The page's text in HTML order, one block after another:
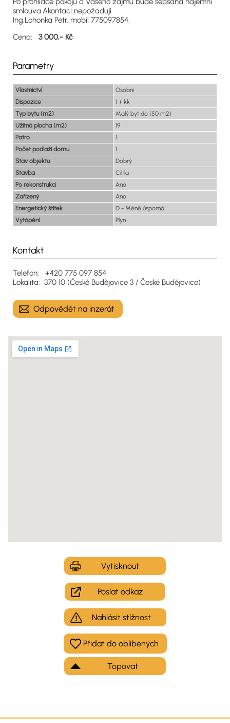
smlouva.Akontaci nepožaduji.
Ing.Lohonka Petr. mobil 775097854.
Cena: 3 000,- Kč
Parametry
Vlastnictví
Osobní
Dispozice
1 + kk
Typ bytu (m2)
Malý byt do (50 m2)
Užitná plocha (m2)
19
Patro
1
Počet podlaží domu
1
Stav objektu
Dobrý
Stavba
Cihla
Po rekonstrukci
Ano
Zařízený
Ano
Energetický štítek
D - Méně úsporná
Vytápění
Plyn
Kontakt
Telefon: +420 775 097 854
Lokalita: 370 10 (České Budějovice 3 / České Budějovice)
Odpovědět na inzerát
Vytisknout
Poslat odkaz
Nahlásit stížnost
Topovat